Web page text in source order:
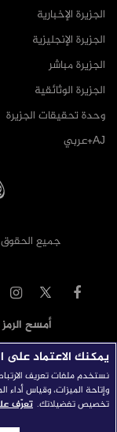
الجزيرة الإخبارية
الجزيرة الإنجليزية
الجزيرة مباشر
الجزيرة الوثائقية
وحدة تحقيقات الجزيرة
AJ+عربي
جميع الحقوق محفوظة ©
أمسح
يمكنك الاعتماد على
نستخدم ملفات تعريف
وإتاحة الميزات، وقياس أداء
تخصيص تفضيلاتك. تعرّف